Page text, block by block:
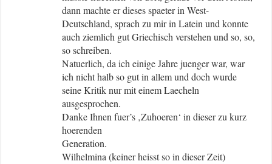
dann machte er dieses spaeter in West-
Deutschland, sprach zu mir in Latein und konnte
auch ziemlich gut Griechisch verstehen und so, so,
so schreiben.
Natuerlich, da ich einige Jahre juenger war, war
ich nicht halb so gut in allem und doch wurde
seine Kritik nur mit einem Laecheln
ausgesprochen.
Danke Ihnen fuer’s ‚Zuhoeren‘ in dieser zu kurz
hoerenden
Generation.
Wilhelmina (keiner heisst so in dieser Zeit)